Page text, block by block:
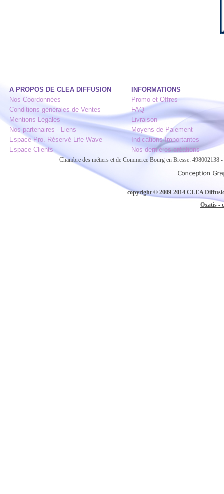
A PROPOS DE CLEA DIFFUSION
INFORMATIONS
Nos Coordonnées
Promo et Offres
Conditions générales de Ventes
FAQ
Mentions Légales
Livraison
Nos partenaires - Liens
Moyens de Paiement
Espace Pro. Réservé Life Wave
Indications Importantes
Espace Clients
Nos dernières créations
Chambre des métiers et de Commerce Bourg en Bresse: 498002138
copyright © 2009-2014 CLEA
Oxatis -